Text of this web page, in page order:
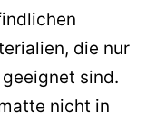
die nur
sind.
nicht in